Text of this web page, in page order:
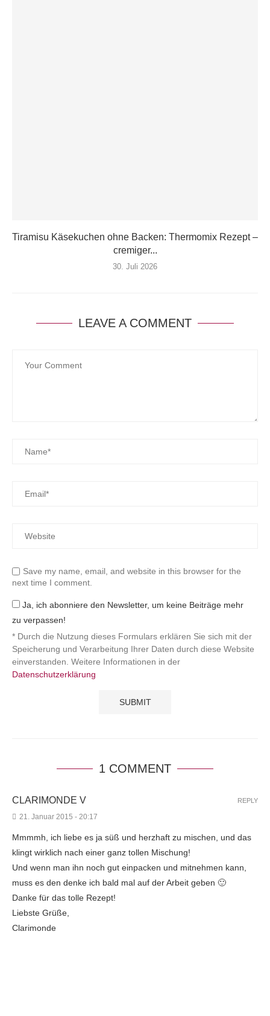
Tiramisu Käsekuchen ohne Backen: Thermomix Rezept –
cremiger...
30. Juli 2026
LEAVE A COMMENT
Save my name, email, and website in this browser for the
next time I comment.
Ja, ich abonniere den Newsletter, um keine Beiträge mehr
zu verpassen!
* Durch die Nutzung dieses Formulars erklären Sie sich mit der
Speicherung und Verarbeitung Ihrer Daten durch diese Website
einverstanden. Weitere Informationen in der
Datenschutzerklärung
1 COMMENT
CLARIMONDE V
21. Januar 2015 - 20:17
Mmmmh, ich liebe es ja süß und herzhaft zu mischen, und das
klingt wirklich nach einer ganz tollen Mischung!
Und wenn man ihn noch gut einpacken und mitnehmen kann,
muss es den denke ich bald mal auf der Arbeit geben 🙂
Danke für das tolle Rezept!
Liebste Grüße,
Clarimonde
REPLY